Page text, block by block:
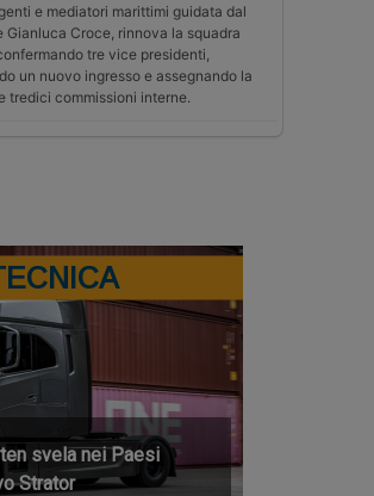
e mediatori marittimi guidata dal
Gianluca Croce, rinnova la squadra
tre vice presidenti,
un nuovo ingresso e assegnando la
tredici commissioni interne.
svela nei Paesi
Strator